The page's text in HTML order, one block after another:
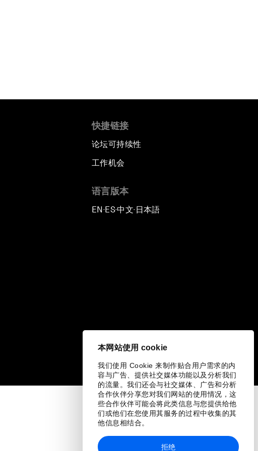
本网站使用 cookie
我们使用 Cookie 来制作贴合用户需求的内
容与广告、提供社交媒体功能以及分析我们
的流量。我们还会与社交媒体、广告和分析
合作伙伴分享您对我们网站的使用情况，这
些合作伙伴可能会将此类信息与您提供给他
们或他们在您使用其服务的过程中收集的其
他信息相结合。
拒绝
快捷链接
论坛可持续性
工作机会
语言版本
EN ▪ES▪中文▪ 日本語